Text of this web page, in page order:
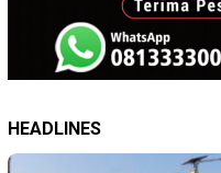
HEADLINES